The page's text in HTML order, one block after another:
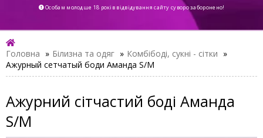
Особам молодше 18 років відвідування сайту суворо заборонено!
Головна » Білизна та одяг » Комбібоді, сукні - сітки »
Ажурный сетчатый боди Аманда S/M
Ажурний сітчастий боді Аманда
S/M